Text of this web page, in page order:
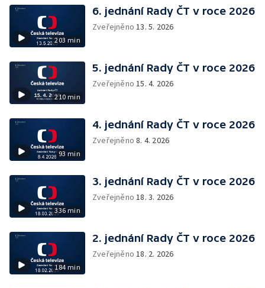
203 min
6. jednání Rady ČT v roce 2026
Zveřejněno13. 5. 2026
210 min
5. jednání Rady ČT v roce 2026
Zveřejněno15. 4. 2026
93 min
4. jednání Rady ČT v roce 2026
Zveřejněno8. 4. 2026
336 min
3. jednání Rady ČT v roce 2026
Zveřejněno18. 3. 2026
184 min
2. jednání Rady ČT v roce 2026
Zveřejněno18. 2. 2026